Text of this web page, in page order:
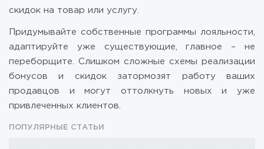
скидок на товар или услугу.
Придумывайте собственные программы лояльности,
адаптируйте уже существующие, главное – не
переборщите. Слишком сложные схемы реализации
бонусов и скидок затормозят работу ваших
продавцов и могут оттолкнуть новых и уже
привлеченных клиентов.
ПОПУЛЯРНЫЕ СТАТЬИ